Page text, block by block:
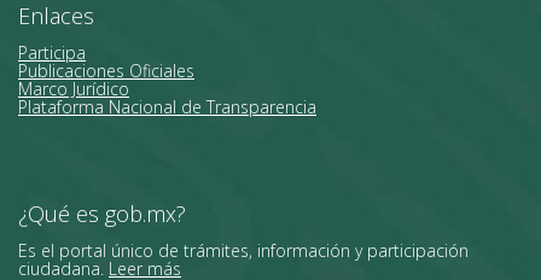
Enlaces
Participa
Publicaciones Oficiales
Marco Jurídico
Plataforma Nacional de Transparencia
¿Qué es gob.mx?
Es el portal único de trámites, información y participación
ciudadana. Leer más